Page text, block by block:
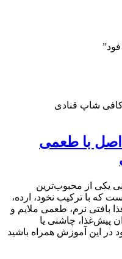
اصل با طعمی
یکی از محبوب‌ترین
که با ترکیب نخود، ارده،
بافتی نرم، طعمی ملایم و
پیش‌غذا، چاشنی یا
در این آموزش همراه باشید